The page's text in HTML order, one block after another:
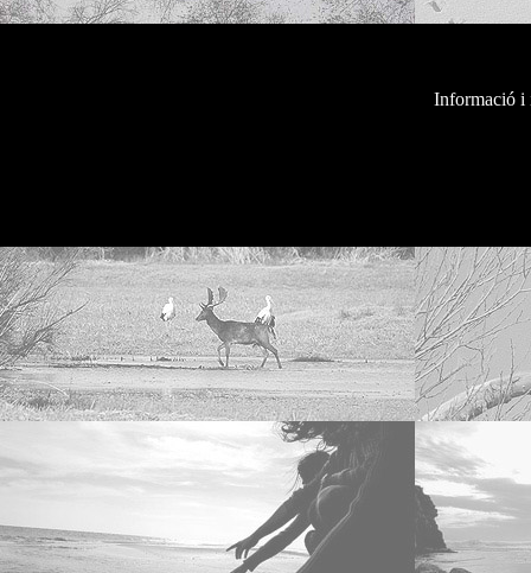
Informació i